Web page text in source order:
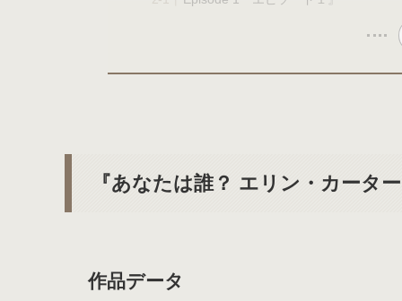
『あなたは誰？ エリン・カータ
作品データ